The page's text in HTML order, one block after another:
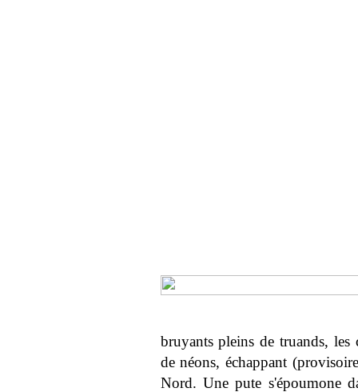
bruyants pleins de truands, les
de néons, échappant
Nord. Une pute s'époumone